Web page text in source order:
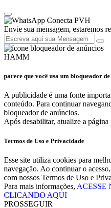
Conecta PVH
Envie sua mensagem, estaremos
HAMM
parece que você usa um bloqueador
A publicidade é uma fonte
conteúdo. Para continuar
bloqueador de anúncios.
Após desabilitar, atualize a
Termos de Uso e Privacidade
Esse site utiliza cookies para
navegação. Ao continuar o
com nossos Termos de Uso e
Para mais informações, ACESSE
CLICANDO AQUI
PROSSEGUIR